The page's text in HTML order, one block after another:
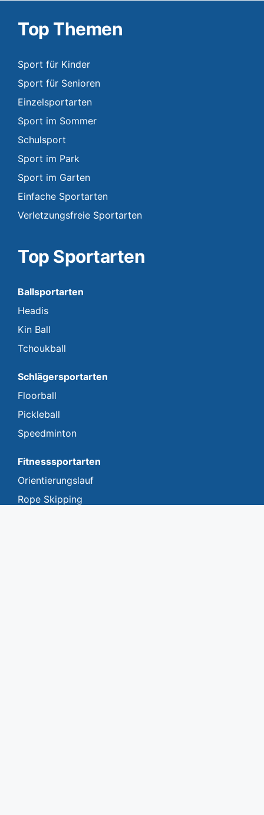
Top Themen
Sport für Kinder
Sport für Senioren
Einzelsportarten
Sport im Sommer
Schulsport
Sport im Park
Sport im Garten
Einfache Sportarten
Verletzungsfreie Sportarten
Top Sportarten
Ballsportarten
Headis
Kin Ball
Tchoukball
Schlägersportarten
Floorball
Pickleball
Speedminton
Fitnesssportarten
Orientierungslauf
Rope Skipping